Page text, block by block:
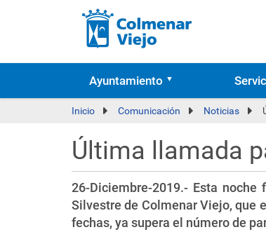
Ayuntamiento
Inicio Comunicación Noticias
Última llamada
26-Diciembre-2019.- Esta
Silvestre de Colmenar Viejo, que
fechas, ya supera el número de